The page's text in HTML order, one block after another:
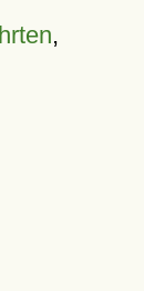
,